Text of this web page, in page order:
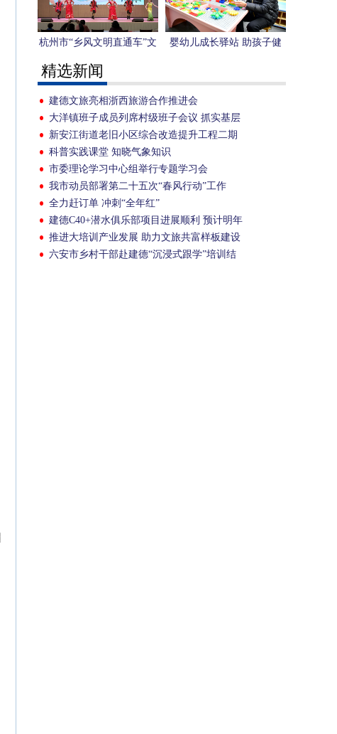
杭州市“乡风文明直通车”文
化惠民演出系列活动走进我
市
婴幼儿成长驿站 助孩子健
精选新闻
建德文旅亮相浙西旅游合作推进会
大洋镇班子成员列席村级班子会议 抓实基层
党组织监督
新安江街道老旧小区综合改造提升工程二期
动工
科普实践课堂 知晓气象知识
市委理论学习中心组举行专题学习会
我市动员部署第二十五次“春风行动”工作
全力赶订单 冲刺“全年红”
建德C40+潜水俱乐部项目进展顺利 预计明年
暑期推向市场
推进大培训产业发展 助力文旅共富样板建设
六安市乡村干部赴建德“沉浸式跟学”培训结